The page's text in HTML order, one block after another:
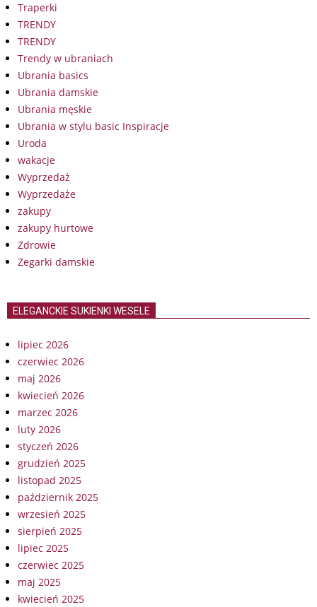
Traperki
TRENDY
TRENDY
Trendy w ubraniach
Ubrania basics
Ubrania damskie
Ubrania męskie
Ubrania w stylu basic Inspiracje
Uroda
wakacje
Wyprzedaż
Wyprzedaże
zakupy
zakupy hurtowe
Zdrowie
Zegarki damskie
ELEGANCKIE SUKIENKI WESELE
lipiec 2026
czerwiec 2026
maj 2026
kwiecień 2026
marzec 2026
luty 2026
styczeń 2026
grudzień 2025
listopad 2025
październik 2025
wrzesień 2025
sierpień 2025
lipiec 2025
czerwiec 2025
maj 2025
kwiecień 2025